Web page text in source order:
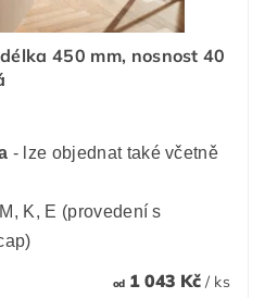
450 mm, nosnost 40
- lze objednat také včetně
K, E (provedení s
od1 043 Kč / ks